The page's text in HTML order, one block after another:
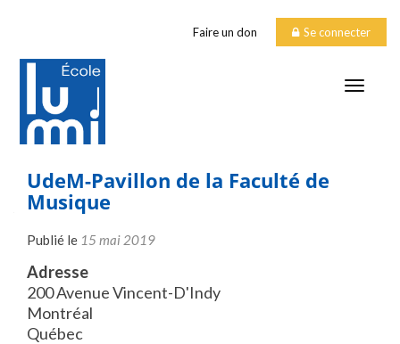
Faire un don Se connecter
UdeM-Pavillon de la Faculté de
Musique
Publié le 15 mai 2019
Adresse
200 Avenue Vincent-D'Indy
Montréal
Québec